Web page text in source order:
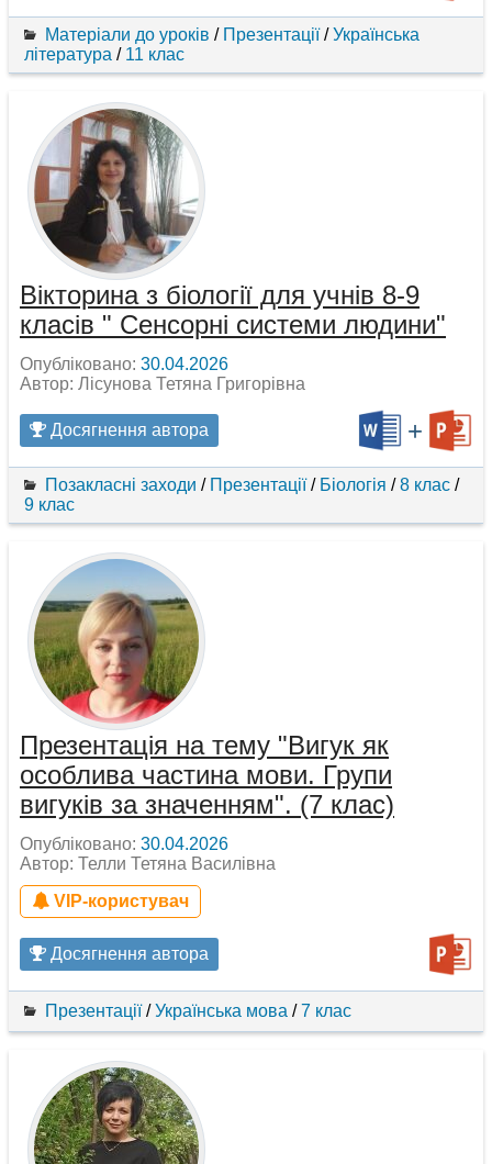
Матеріали до уроків / Презентації/Українська
література / 11 клас
Вікторина з біології для учнів 8-9
класів " Сенсорні системи людини"
Опубліковано: 30.04.2026
Автор: Лісунова Тетяна Григорівна
Досягнення автора +
Позакласні заходи / Презентації/ Біологія /8 клас /
9 клас
Презентація на тему "Вигук як
особлива частина мови. Групи
вигуків за значенням". (7 клас)
Опубліковано: 30.04.2026
Автор: Телли Тетяна Василівна
VIP-користувач
Досягнення автора
Презентації/Українська мова /7 клас